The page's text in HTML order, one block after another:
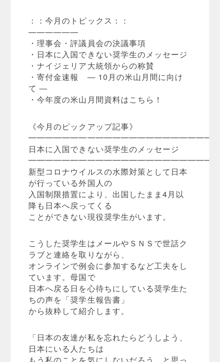
：：今月のトピックス：：
——————
・理事会・評議員会の決議事項
・日本に入国できない奨学生のメッセージ
・ナイジェリア大統領からの称賛
・寄付金速報 ― 10月の米山月間に向け
て ―
・今年度の米山月間資料はこちら！
《今月のピックアップ記事》
日本に入国できない奨学生のメッセージ
新型コロナウイルスの水際対策として日本
が行っている外国人の
入国制限措置により、出国したまま4月以
降も日本へ戻ってくる
ことができない現役奨学生がいます。
こうした奨学生はメールやＳＮＳで世話ク
ラブと連絡を取りながら、
オンラインで例会に参加するなど工夫をし
ています。母国で
日本へ戻る日を心待ちにしている奨学生た
ちの声を「奨学生報告書」
から抜粋して紹介します。
「日本の友達が私を忘れたらどうしよう、
日本にいる人たちは
もう私のことを気にしないだろう、と思っ